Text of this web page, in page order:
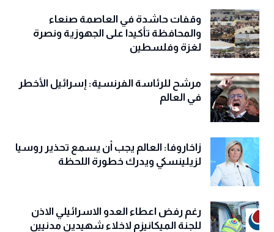
وقفات حاشدة في العاصمة صنعاء
والمحافظة تأكيدا على الجهوزية ونصرة
لغزة وفلسطين
مرشح للرئاسة الفرنسية: إسرائيل الأخطر
في العالم
زاخاروفا: العالم يجب أن يسمع تحذير روسيا
لزيلينسكي ويدرك خطورة اللحظة
رغم رفض اعطاء العدو الاسرائيلي الاذن
للجنة الميكانيزم لاخلاء شهيدين مدنيين